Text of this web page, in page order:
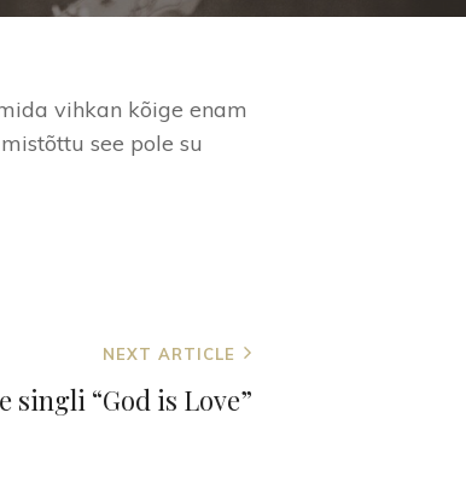
vihkan kõige enam
see pole su
NEXT ARTICLE
singli “God is Love”